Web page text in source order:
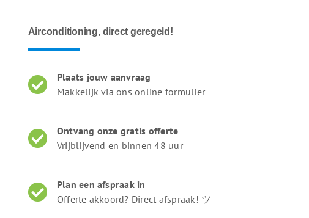
Airconditioning, direct geregeld!
Plaats jouw aanvraag
Makkelijk via ons online formulier
Ontvang onze gratis offerte
Vrijblijvend en binnen 48 uur
Plan een afspraak in
Offerte akkoord? Direct afspraak! ツ